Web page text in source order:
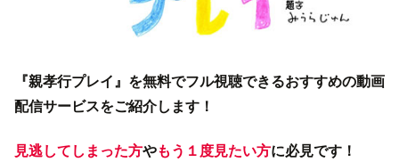
『親孝行プレイ』を無料でフル視聴できるおすすめの動画
配信サービスをご紹介します！
見逃してしまった方やもう１度見たい方に必見です！